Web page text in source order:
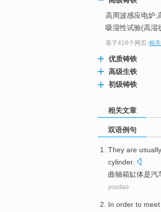
高周波感应电炉;
吸湿性试验(高湿
基于416个网页-相
优质铸铁
高级生铁
初级铸铁
相关文章
双语例句
They are usually
cylinder.
曲轴箱缸体是汽
youdao
In order to